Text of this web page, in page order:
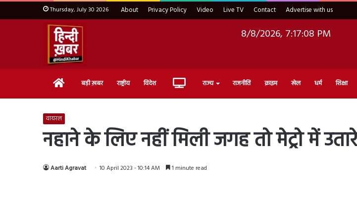
Thursday, July 30 2026 About Privacy Policy Video Live TV Contact Advertise with us
8/8/2026, 7:17:10 PM
Home बड़ी ख़बर राष्ट्रीय विदेश Live राज्य राजनीति क्राइम खेल धर्म शिक्षा
वायरल
नहाने के लिए नहीं मिली जगह तो मेट्रो में
Aarti Agravat 10 April 2023 - 10:14 AM 1 minute read